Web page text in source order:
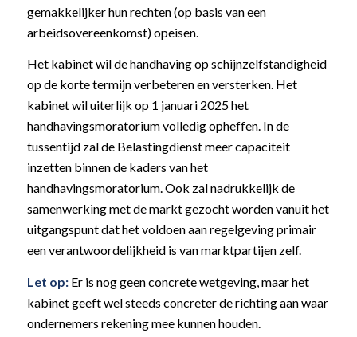
gemakkelijker hun rechten (op basis van een
arbeidsovereenkomst) opeisen.
Het kabinet wil de handhaving op schijnzelfstandigheid
op de korte termijn verbeteren en versterken. Het
kabinet wil uiterlijk op 1 januari 2025 het
handhavingsmoratorium volledig opheffen. In de
tussentijd zal de Belastingdienst meer capaciteit
inzetten binnen de kaders van het
handhavingsmoratorium. Ook zal nadrukkelijk de
samenwerking met de markt gezocht worden vanuit het
uitgangspunt dat het voldoen aan regelgeving primair
een verantwoordelijkheid is van marktpartijen zelf.
Let op:Er is nog geen concrete wetgeving, maar het
kabinet geeft wel steeds concreter de richting aan waar
ondernemers rekening mee kunnen houden.